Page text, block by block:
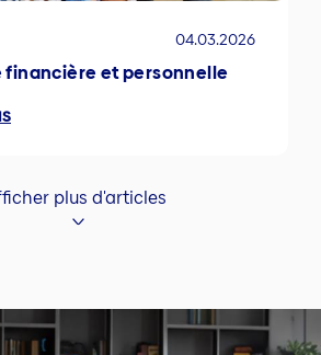
04.03.2026
financière et personnelle
plus d'articles